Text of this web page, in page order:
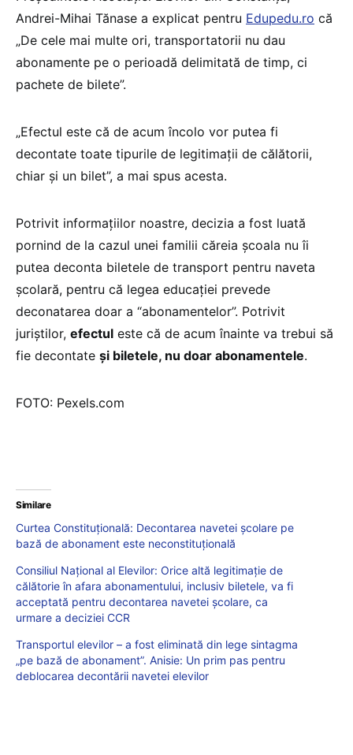
Andrei-Mihai Tănase a explicat pentru Edupedu.ro că
„De cele mai multe ori, transportatorii nu dau
abonamente pe o perioadă delimitată de timp, ci
pachete de bilete”.
„Efectul este că de acum încolo vor putea fi
decontate toate tipurile de legitimații de călătorii,
chiar și un bilet”, a mai spus acesta.
Potrivit informațiilor noastre, decizia a fost luată
pornind de la cazul unei familii căreia școala nu îi
putea deconta biletele de transport pentru naveta
școlară, pentru că legea educației prevede
deconatarea doar a “abonamentelor”. Potrivit
juriștilor, efectul este că de acum înainte va trebui să
fie decontate și biletele, nu doar abonamentele.
FOTO: Pexels.com
Similare
Curtea Constituțională: Decontarea navetei școlare pe
bază de abonament este neconstituțională
Consiliul Național al Elevilor: Orice altă legitimație de
călătorie în afara abonamentului, inclusiv biletele, va fi
acceptată pentru decontarea navetei școlare, ca
urmare a deciziei CCR
Transportul elevilor – a fost eliminată din lege sintagma
„pe bază de abonament”. Anisie: Un prim pas pentru
deblocarea decontării navetei elevilor